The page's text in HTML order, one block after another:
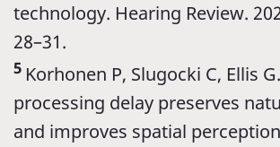
technology. Hearing Review.
28–31.
5 Korhonen P, Slugocki C, Ellis
processing delay preserves
and improves spatial